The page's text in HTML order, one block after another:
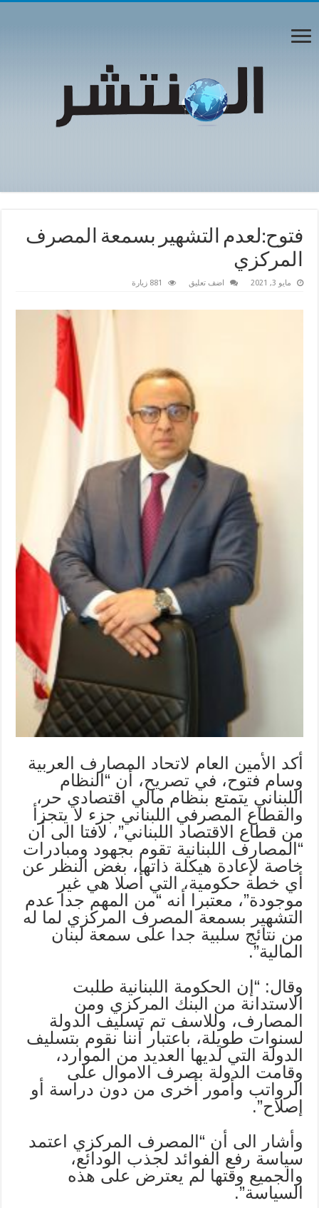
فتوح:لعدم التشهير بسمعة المصرف
المركزي
مايو 3, 2021 اضف تعليق 881 زيارة
أكد الأمين العام لاتحاد المصارف العربية
وسام فتوح، في تصريح، أن “النظام
اللبناني يتمتع بنظام مالي اقتصادي حر،
والقطاع المصرفي اللبناني جزء لا يتجزأ
من قطاع الاقتصاد اللبناني”، لافتا الى أن
“المصارف اللبنانية تقوم بجهود ومبادرات
خاصة لإعادة هيكلة ذاتها، بغض النظر عن
أي خطة حكومية، التي أصلا هي غير
موجودة”، معتبرا أنه “من المهم جدا عدم
التشهير بسمعة المصرف المركزي لما له
من نتائج سلبية جدا على سمعة لبنان
المالية”.
وقال: “إن الحكومة اللبنانية طلبت
الاستدانة من البنك المركزي ومن
المصارف، وللاسف تم تسليف الدولة
لسنوات طويلة، باعتبار أننا نقوم بتسليف
الدولة التي لديها العديد من الموارد،
وقامت الدولة بصرف الاموال على
الرواتب وأمور أخرى من دون دراسة أو
إصلاح”.
وأشار الى أن “المصرف المركزي اعتمد
سياسة رفع الفوائد لجذب الودائع،
والجميع وقتها لم يعترض على هذه
السياسة”.